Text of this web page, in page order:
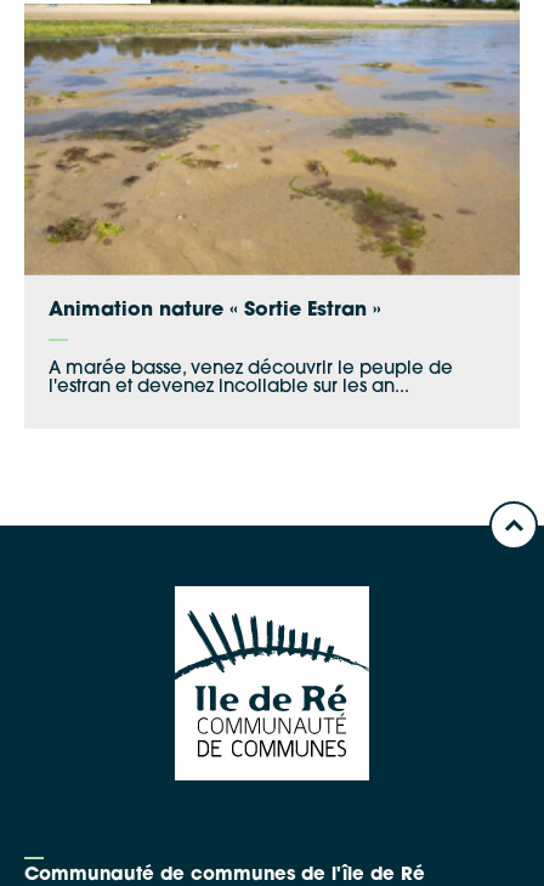
Animation nature « Sortie Estran »
A marée basse, venez découvrir le peuple de
l'estran et devenez incollable sur les an...
Communauté de communes de l'île de Ré